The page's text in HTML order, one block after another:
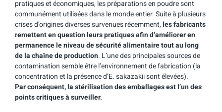
pratiques et économiques, les préparations en poudre sont
communément utilisées dans le monde entier. Suite à plusieurs
crises d’origines diverses survenues récemment,les fabricants
remettent en question leurs pratiques afin d’améliorer en
permanence le niveau de sécurité alimentaire tout au long
de la chaîne de production. L’une des principales sources de
contamination semble être l’environnement de fabrication (la
concentration et la présence d’E. sakazakii sont élevées).
Par conséquent, la stérilisation des emballages est l’un des
points critiques à surveiller.